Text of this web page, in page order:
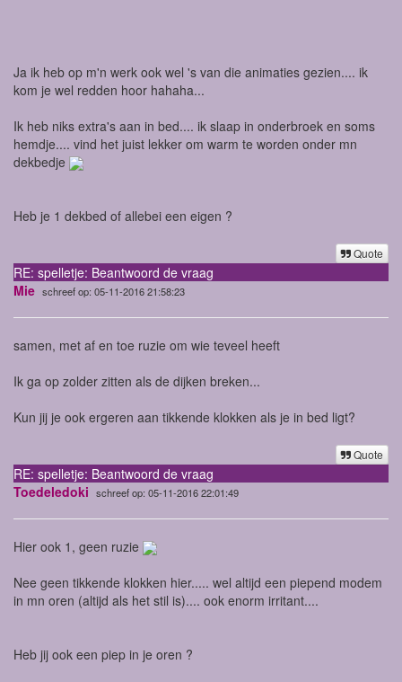
Ja ik heb op m'n werk ook wel 's van die animaties gezien.... ik
kom je wel redden hoor hahaha...
Ik heb niks extra's aan in bed.... ik slaap in onderbroek en soms
hemdje.... vind het juist lekker om warm te worden onder mn
dekbedje
Heb je 1 dekbed of allebei een eigen ?
Quote
RE: spelletje: Beantwoord de vraag
Mie schreef op: 05-11-2016 21:58:23
samen, met af en toe ruzie om wie teveel heeft
Ik ga op zolder zitten als de dijken breken...
Kun jij je ook ergeren aan tikkende klokken als je in bed ligt?
Quote
RE: spelletje: Beantwoord de vraag
Toedeledoki schreef op: 05-11-2016 22:01:49
Hier ook 1, geen ruzie
Nee geen tikkende klokken hier..... wel altijd een piepend modem
in mn oren (altijd als het stil is).... ook enorm irritant....
Heb jij ook een piep in je oren ?